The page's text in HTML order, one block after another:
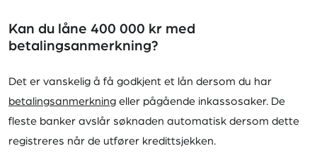
Kan du låne 400 000 kr med
betalingsanmerkning?
Det er vanskelig å få godkjent et lån dersom du har
betalingsanmerkning eller pågående inkassosaker. De
fleste banker avslår søknaden automatisk dersom dette
registreres når de utfører kredittsjekken.